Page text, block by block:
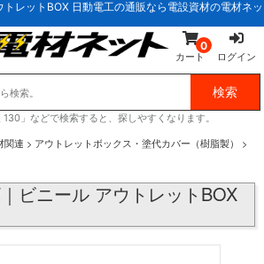
レットBOX 日動電工の通販なら電設資材の電材ネッ
0
カート ログイン
」などで検索すると、探しやすくなります。
関連 > アウトレットボックス・塗代カバー（樹脂製） >
ビニール アウトレットBOX